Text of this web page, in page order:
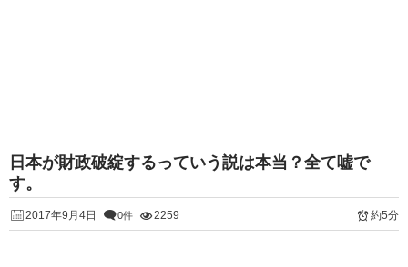
日本が財政破綻するっていう説は本当？全て嘘で
す。
2017年9月4日 0件 2259 約5分